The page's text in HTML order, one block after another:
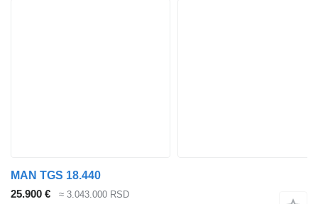
MAN TGS 18.440
25.900 €
≈ 3.043.000 RSD